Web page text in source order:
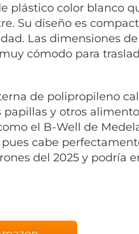
plástico color blanco
Su diseño es
Las dimensiones
cómodo para
de polipropileno
y otros
el B-Well de
cabe
del 2025 y podría